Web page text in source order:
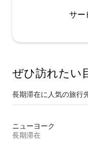
サー
ぜひ訪⁠れ⁠た⁠い
長期滞在に人気の旅行
ニューヨーク
長期滞在